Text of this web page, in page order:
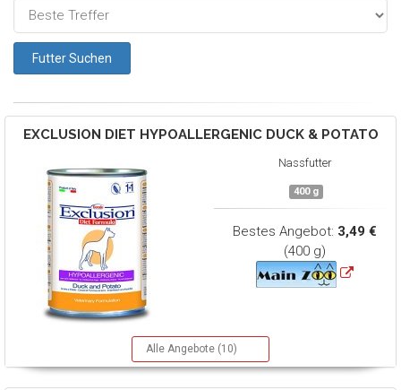
EXCLUSION DIET HYPOALLERGENIC DUCK & POTATO
Nassfutter
400 g
Bestes Angebot: 3,49 €
(400 g)
Alle Angebote (10)